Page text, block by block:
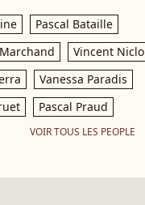
Pascal Bataille
Vincent Niclo
Vanessa Paradis
Pascal Praud
VOIR TOUS LES PEOPLE